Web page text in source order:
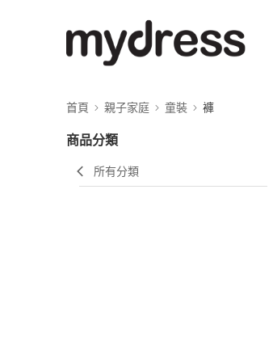
首頁 親子家庭 童裝 褲
商品分類
所有分類